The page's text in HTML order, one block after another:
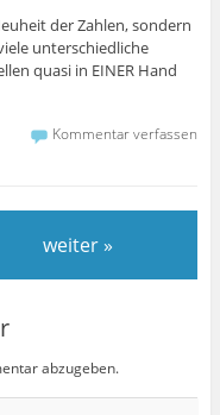
der Zahlen, sondern
unterschiedliche
quasi in EINER Hand
Kommentar verfassen
weiter »
abzugeben.